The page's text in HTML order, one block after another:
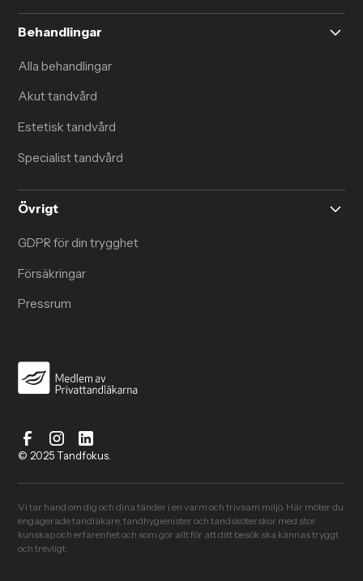
Behandlingar
Alla behandlingar
Akut tandvård
Estetisk tandvård
Specialist tandvård
Övrigt
GDPR för din trygghet
Försäkringar
Pressrum
© 2025 Tandfokus.
Vi tar hand om dig och dina tänder i en varm och trivsam miljö. Här möter du
engagerade tandläkare, tandhygienister och tandsköterskor med stor
kunskap och erfarenhet och som gör allt för att ditt besök ska kännas tryggt
och trevligt.